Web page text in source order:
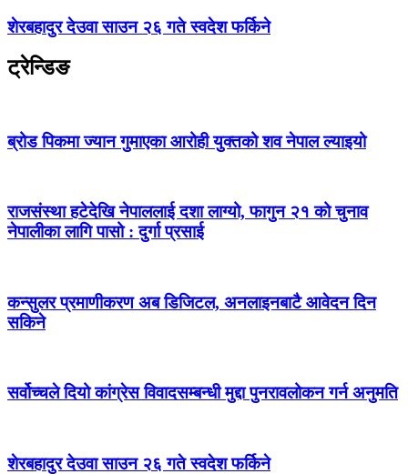
शेरबहादुर देउवा साउन २६ गते स्वदेश फर्किने
ट्रेन्डिङ
ब्रोड पिकमा ज्यान गुमाएका आरोही युक्तको शव नेपाल ल्याइयो
राजसंस्था हटेदेखि नेपाललाई दशा लाग्यो, फागुन २१ को चुनाव
नेपालीका लागि पासो : दुर्गा प्रसाई
कन्सुलर प्रमाणीकरण अब डिजिटल, अनलाइनबाटै आवेदन दिन
सकिने
सर्वोच्चले दियो कांग्रेस विवादसम्बन्धी मुद्दा पुनरावलोकन गर्न अनुमति
शेरबहादुर देउवा साउन २६ गते स्वदेश फर्किने